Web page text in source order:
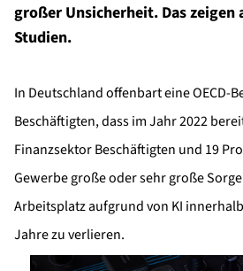
großer Unsicherheit. Das zeigen
Studien.
In Deutschland offenbart eine OECD-
Beschäftigten, dass im Jahr 2022
Finanzsektor Beschäftigten und 19
Gewerbe große oder sehr große
Arbeitsplatz aufgrund von KI
Jahre zu verlieren.